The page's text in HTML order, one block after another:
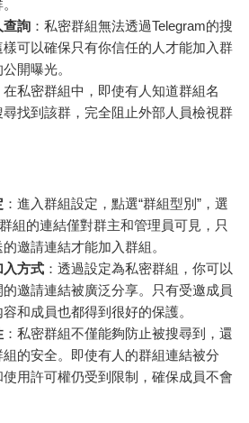
查詢 ：私密群組無法透過Telegram的搜
可以確保只有你信任的人才能加入群
開曝光。
在私密群組中，即使有人知道群組名
找到該群，完全阻止外部人員檢視群
：進入群組設定，點選“群組型別”，選
組的連結僅對群主和管理員可見，只
邀請連結才能加入群組。
入方式 ：透過設定為私密群組，你可以
邀請連結被廣泛分享。只有受邀成員
和成員也都得到很好的保護。
：私密群組不僅能夠防止被搜尋到，還
的安全。即使有人的群組連結被分
用許可權仍受到限制，確保成員不會